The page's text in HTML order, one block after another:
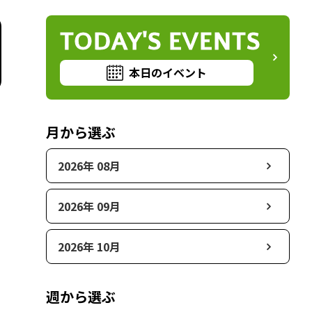
TODAY'S EVENTS
本日のイベント
月から選ぶ
2026年 08月
2026年 09月
2026年 10月
週から選ぶ